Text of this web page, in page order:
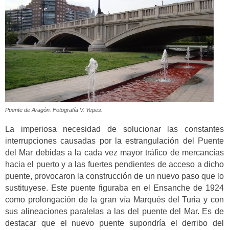
Puente de Aragón. Fotografía V. Yepes.
La imperiosa necesidad de solucionar las constantes
interrupciones causadas por la estrangulación del Puente
del Mar debidas a la cada vez mayor tráfico de mercancías
hacia el puerto y a las fuertes pendientes de acceso a dicho
puente, provocaron la construcción de un nuevo paso que lo
sustituyese. Este puente figuraba en el Ensanche de 1924
como prolongación de la gran vía Marqués del Turia y con
sus alineaciones paralelas a las del puente del Mar. Es de
destacar que el nuevo puente supondría el derribo del